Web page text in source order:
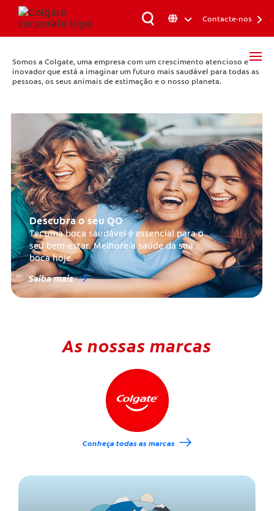
Somos a Colgate, uma empresa com um crescimento atencioso e
inovador que está a imaginar um futuro mais saudável para todas as
pessoas, os seus animais de estimação e o nosso planeta.
Contacte-nos
Descubra o seu QO
Ter uma boca saudável é essencial para o
seu bem-estar. Melhore a saúde da sua
boca hoje.
Saiba mais
As nossas marcas
Conheça todas as marcas